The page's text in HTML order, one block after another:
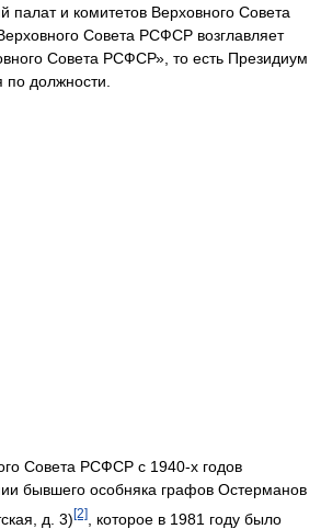
палат и комитетов Верховного Совета
Совета РСФСР возглавляет
Совета РСФСР», то есть Президиум
должности.
Совета РСФСР с 1940-х годов
бывшего особняка графов Остерманов
д. 3)[2]
, которое в 1981 году было